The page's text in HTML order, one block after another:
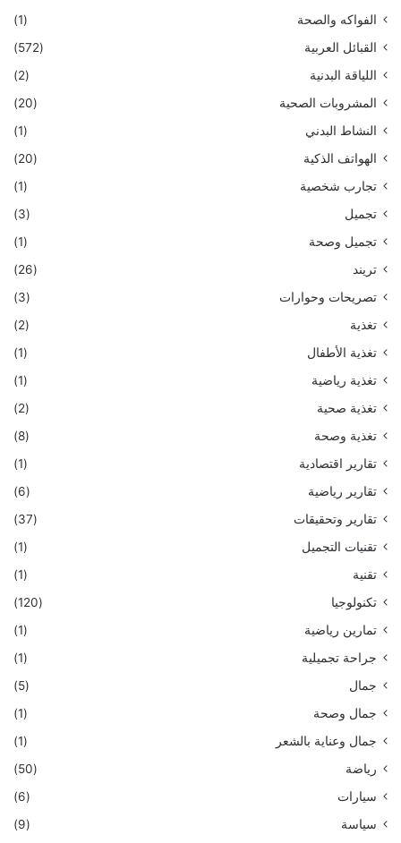
الفواكه والصحة
(1)
القبائل العربية
(572)
اللياقة البدنية
(2)
المشروبات الصحية
(20)
النشاط البدني
(1)
الهواتف الذكية
(20)
تجارب شخصية
(1)
تجميل
(3)
تجميل وصحة
(1)
تريند
(26)
تصريحات وحوارات
(3)
تغذية
(2)
تغذية الأطفال
(1)
تغذية رياضية
(1)
تغذية صحية
(2)
تغذية وصحة
(8)
تقارير اقتصادية
(1)
تقارير رياضية
(6)
تقارير وتحقيقات
(37)
تقنيات التجميل
(1)
تقنية
(1)
تكنولوجيا
(120)
تمارين رياضية
(1)
جراحة تجميلية
(1)
جمال
(5)
جمال وصحة
(1)
جمال وعناية بالشعر
(1)
رياضة
(50)
سيارات
(6)
سياسة
(9)